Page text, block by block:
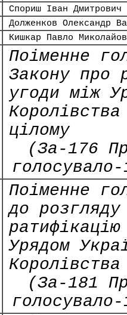
Спориш Іван Дмитрович
Долженков Олександр
Кишкар Павло
Поіменне
Закону про
угоди між
цілому
(За-176
Поіменне
до
Урядом
(За-181